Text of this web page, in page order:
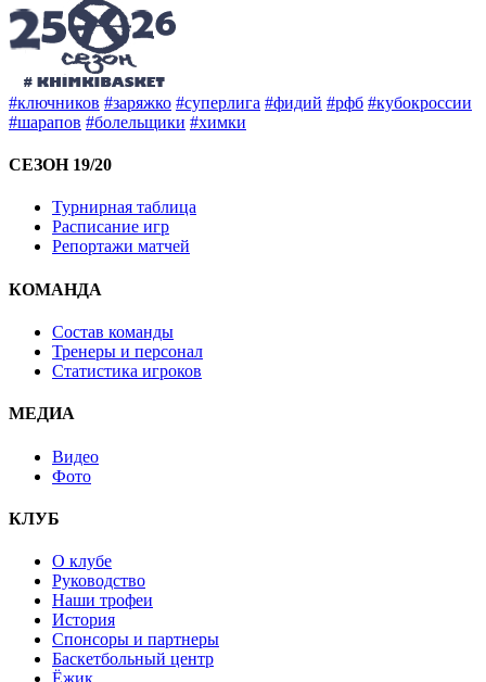
#ключников #заряжко #суперлига #фидий #рфб #кубокроссии
#шарапов #болельщики #химки
СЕЗОН 19/20
Турнирная таблица
Расписание игр
Репортажи матчей
КОМАНДА
Состав команды
Тренеры и персонал
Статистика игроков
МЕДИА
Видео
Фото
КЛУБ
О клубе
Руководство
Наши трофеи
История
Спонсоры и партнеры
Баскетбольный центр
Ёжик